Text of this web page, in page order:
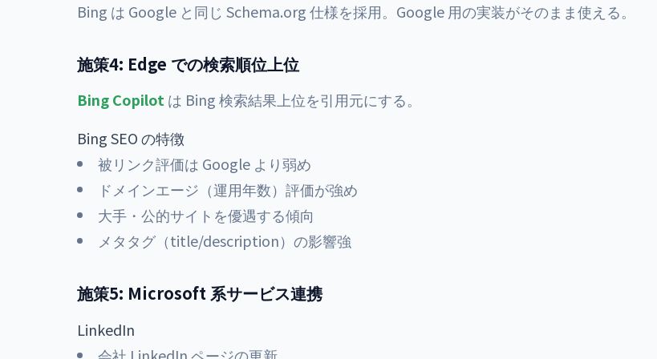
Bing は Google と同じ Schema.org 仕様を採用。Google 用の実装がそのまま使える。
施策4: Edge での検索順位上位
Bing Copilot は Bing 検索結果上位を引用元にする。
Bing SEO の特徴
被リンク評価は Google より弱め
ドメインエージ（運用年数）評価が強め
大手・公的サイトを優遇する傾向
メタタグ（title/description）の影響強
施策5: Microsoft 系サービス連携
LinkedIn